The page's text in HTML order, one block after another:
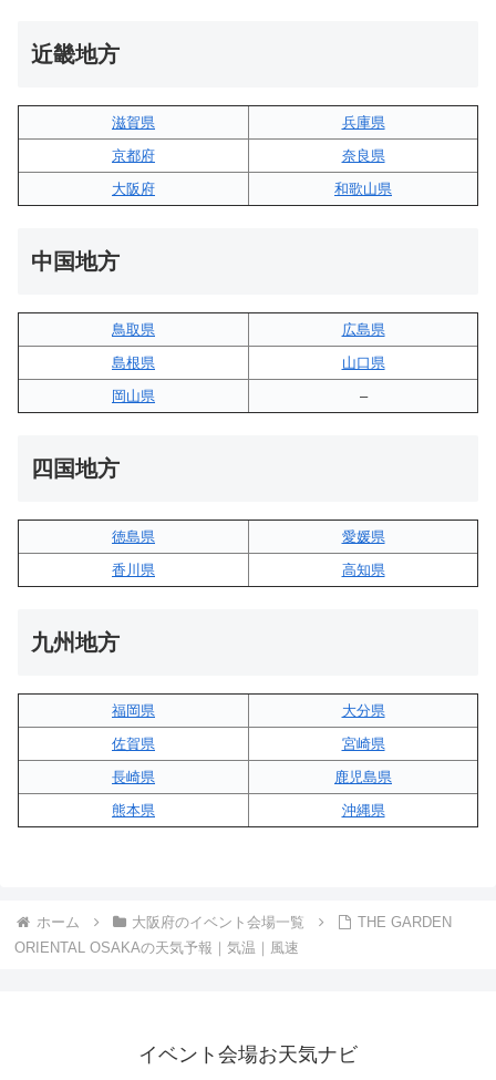
近畿地方
滋賀県
兵庫県
京都府
奈良県
大阪府
和歌山県
中国地方
鳥取県
広島県
島根県
山口県
岡山県
–
四国地方
徳島県
愛媛県
香川県
高知県
九州地方
福岡県
大分県
佐賀県
宮崎県
長崎県
鹿児島県
熊本県
沖縄県
ホーム 大阪府のイベント会場一覧
THE GARDEN
ORIENTAL OSAKAの天気予報｜気温｜風速
イベント会場お天気ナビ